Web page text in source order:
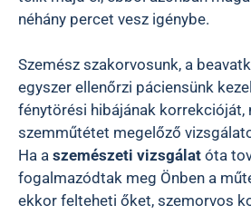
néhány percet vesz igénybe.
Szemész szakorvosunk, a
egyszer ellenőrzi páciensünk
fénytörési hibájának korrekcióját,
szemműtétet megelőző
Ha a szemészeti vizsgálat óta
fogalmazódtak meg Önben a
ekkor felteheti őket, szemorvos